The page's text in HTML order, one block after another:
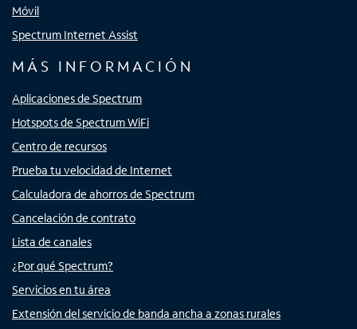
Móvil
Spectrum Internet Assist
MÁS INFORMACIÓN
Aplicaciones de Spectrum
Hotspots de Spectrum WiFi
Centro de recursos
Prueba tu velocidad de Internet
Calculadora de ahorros de Spectrum
Cancelación de contrato
Lista de canales
¿Por qué Spectrum?
Servicios en tu área
Extensión del servicio de banda ancha a zonas rurales